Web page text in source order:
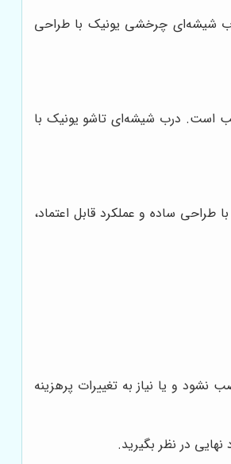
شیشه‌ای چرخشی یونیک با طراحی
است. درب شیشه‌ای تاشو یونیک با
ساده و عملکرد قابل اعتماد،
و یا نیاز به تغییرات پرهزینه
نهایی در نظر بگیرید.